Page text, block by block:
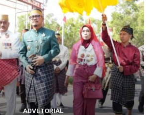
ADVETORIAL